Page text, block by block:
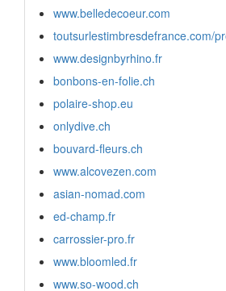
www.belledecoeur.com
toutsurlestimbresdefrance.com/
www.designbyrhino.fr
bonbons-en-folie.ch
polaire-shop.eu
onlydive.ch
bouvard-fleurs.ch
www.alcovezen.com
asian-nomad.com
ed-champ.fr
carrossier-pro.fr
www.bloomled.fr
www.so-wood.ch